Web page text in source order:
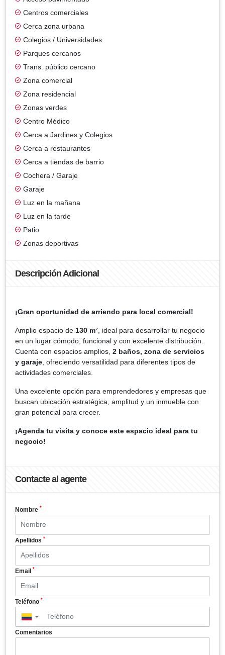
Centros comerciales
Cerca zona urbana
Colegios / Universidades
Parques cercanos
Trans. público cercano
Zona comercial
Zona residencial
Zonas verdes
Centro Médico
Cerca a Jardines y Colegios
Cerca a restaurantes
Cerca a tiendas de barrio
Cochera / Garaje
Garaje
Luz en la mañana
Luz en la tarde
Patio
Zonas deportivas
Descripción Adicional
¡Gran oportunidad de arriendo para local comercial!
Amplio espacio de 130 m² , ideal para desarrollar tu negocio
en un lugar cómodo, funcional y con excelente distribución.
Cuenta con espacios amplios, 2 baños, zona de servicios
y garaje , ofreciendo versatilidad para diferentes tipos de
actividades comerciales.
Una excelente opción para emprendedores y empresas que
buscan ubicación estratégica, amplitud y un inmueble con
gran potencial para crecer.
¡Agenda tu visita y conoce este espacio ideal para tu
negocio!
Contacte al agente
Nombre *
Apellidos *
Email *
Teléfono *
▼
Comentarios